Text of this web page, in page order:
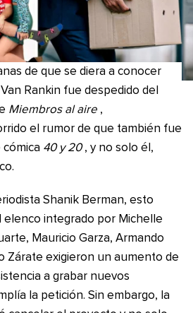
de que se diera a conocer
Rankin fue despedido del
Miembros al aire ,
el rumor de que también fue
40 y 20 , y no solo él,
Shanik Berman, esto
elenco integrado por Michelle
Mauricio Garza, Armando
Zárate exigieron un aumento de
a grabar nuevos
la petición. Sin embargo, la